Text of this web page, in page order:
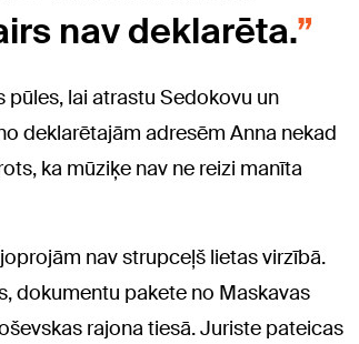
nav deklarēta.
pūles, lai atrastu Sedokovu un
deklarētajām adresēm Anna nekad
ka mūziķe nav ne reizi manīta
nav strupceļš lietas virzībā.
dokumentu pakete no Maskavas
rajona tiesā. Juriste pateicas